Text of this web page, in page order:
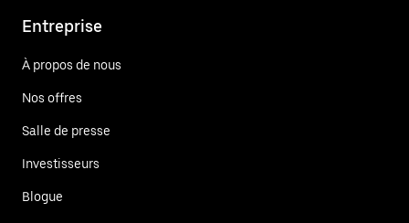
Entreprise
À propos de nous
Nos offres
Salle de presse
Investisseurs
Blogue